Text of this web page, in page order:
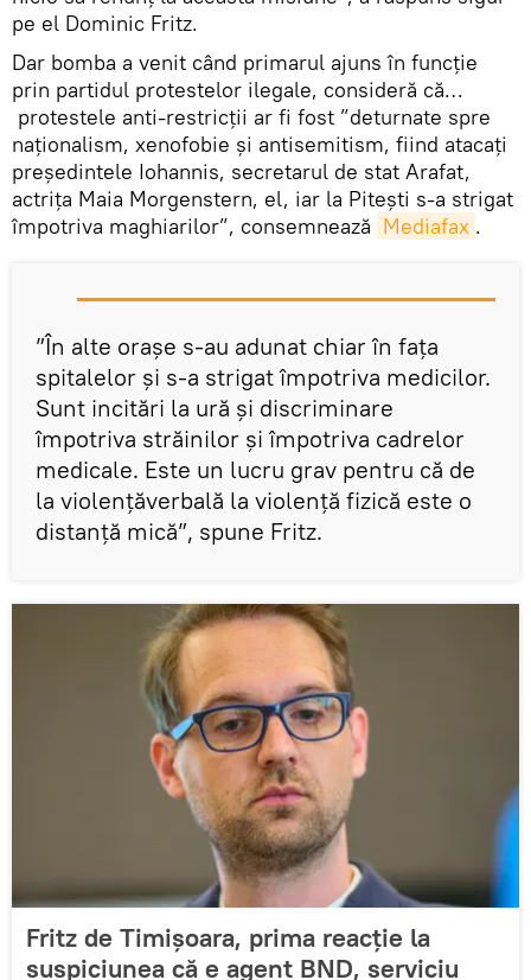
pe el Dominic Fritz.
Dar bomba a venit când primarul ajuns în funcție
prin partidul protestelor ilegale, consideră că…
protestele anti-restricţii ar fi fost ”deturnate spre
naţionalism, xenofobie şi antisemitism, fiind atacaţi
preşedintele Iohannis, secretarul de stat Arafat,
actriţa Maia Morgenstern, el, iar la Pitești s-a strigat
împotriva maghiarilor”, consemnează Mediafax .
”În alte oraşe s-au adunat chiar în faţa
spitalelor şi s-a strigat împotriva medicilor.
Sunt incitări la ură şi discriminare
împotriva străinilor şi împotriva cadrelor
medicale. Este un lucru grav pentru că de
la violenţăverbală la violenţă fizică este o
distanţă mică”, spune Fritz.
Fritz de Timișoara, prima reacție la
suspiciunea că e agent BND, serviciu